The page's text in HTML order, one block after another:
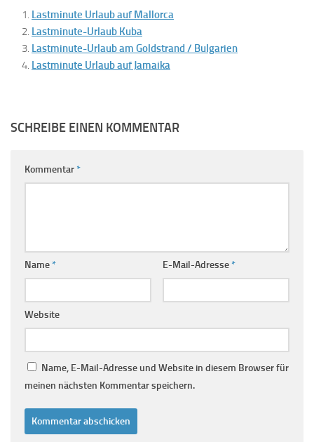
Lastminute Urlaub auf Mallorca
Lastminute-Urlaub Kuba
Lastminute-Urlaub am Goldstrand / Bulgarien
Lastminute Urlaub auf Jamaika
SCHREIBE EINEN KOMMENTAR
Kommentar*
Name* E-Mail-Adresse*
Website
Name, E-Mail-Adresse und Website in diesem Browser für
meinen nächsten Kommentar speichern.